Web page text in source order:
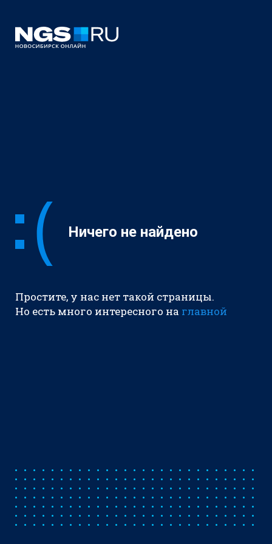
Ничего не найдено
Простите, у нас нет такой страницы.
Но есть много интересного на главной